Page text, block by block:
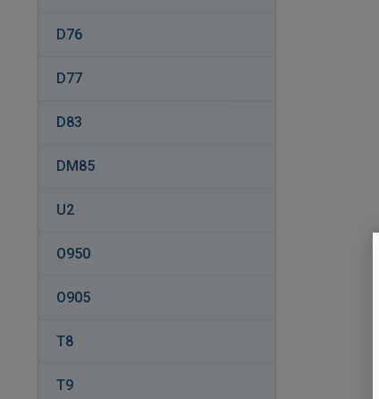
D76
D77
D83
DM85
U2
O950
O905
T8
T9